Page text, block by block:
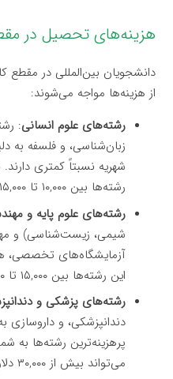
هزینه‌های تحصیل در
دانشجویان بین‌المللی در مقطع
از هزینه‌ها مواجه می‌شوند:
رشته‌های علوم انسانی:
زبان‌شناسی، و فلسفه به
شهریه نسبتاً کمتری دارند.
رشته‌ها بین ۱۰,۰۰۰ تا ۱۵,۰۰۰ دلار کانادا است.
رشته‌های علوم پایه و
شیمی، زیست‌شناسی) و
آزمایشگاه‌های تخصصی،
این رشته‌ها بین ۱۵,۰۰۰ تا ۲۵,۰۰۰ دلار کانادا است.
رشته‌های پزشکی و
دندانپزشکی، و داروسازی
پرهزینه‌ترین رشته‌ها به
می‌تواند بیش از ۳۰,۰۰۰ دلار کانادا باشد.